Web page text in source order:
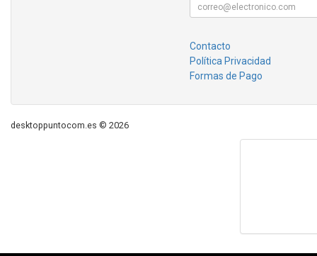
Contacto
Política Privacidad
Formas de Pago
desktoppuntocom.es © 2026